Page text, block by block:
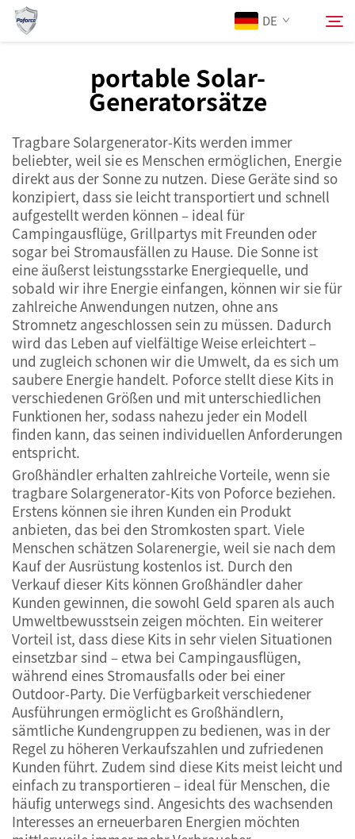
DE
Produkte
Dienstleistungen
Neuigkeiten
Kontaktieren Sie uns
portable Solar-
Generatorsätze
Tragbare Solargenerator-Kits werden immer
beliebter, weil sie es Menschen ermöglichen, Energie
direkt aus der Sonne zu nutzen. Diese Geräte sind so
konzipiert, dass sie leicht transportiert und schnell
aufgestellt werden können – ideal für
Campingausflüge, Grillpartys mit Freunden oder
sogar bei Stromausfällen zu Hause. Die Sonne ist
eine äußerst leistungsstarke Energiequelle, und
sobald wir ihre Energie einfangen, können wir sie für
zahlreiche Anwendungen nutzen, ohne ans
Stromnetz angeschlossen sein zu müssen. Dadurch
wird das Leben auf vielfältige Weise erleichtert –
und zugleich schonen wir die Umwelt, da es sich um
saubere Energie handelt. Poforce stellt diese Kits in
verschiedenen Größen und mit unterschiedlichen
Funktionen her, sodass nahezu jeder ein Modell
finden kann, das seinen individuellen Anforderungen
entspricht.
Großhändler erhalten zahlreiche Vorteile, wenn sie
tragbare Solargenerator-Kits von Poforce beziehen.
Erstens können sie ihren Kunden ein Produkt
anbieten, das bei den Stromkosten spart. Viele
Menschen schätzen Solarenergie, weil sie nach dem
Kauf der Ausrüstung kostenlos ist. Durch den
Verkauf dieser Kits können Großhändler daher
Kunden gewinnen, die sowohl Geld sparen als auch
Umweltbewusstsein zeigen möchten. Ein weiterer
Vorteil ist, dass diese Kits in sehr vielen Situationen
einsetzbar sind – etwa bei Campingausflügen,
während eines Stromausfalls oder bei einer
Outdoor-Party. Die Verfügbarkeit verschiedener
Ausführungen ermöglicht es Großhändlern,
sämtliche Kundengruppen zu bedienen, was in der
Regel zu höheren Verkaufszahlen und zufriedenen
Kunden führt. Zudem sind diese Kits meist leicht und
einfach zu transportieren – ideal für Menschen, die
häufig unterwegs sind. Angesichts des wachsenden
Interesses an erneuerbaren Energien möchten